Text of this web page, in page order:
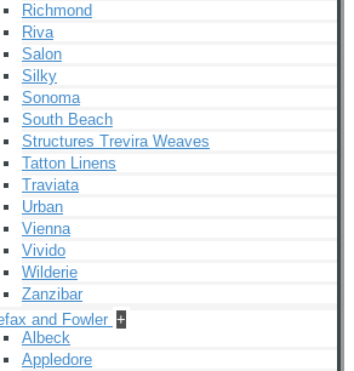
Richmond
Riva
Salon
Silky
Sonoma
South Beach
Structures Trevira Weaves
Tatton Linens
Traviata
Urban
Vienna
Vivido
Wilderie
Zanzibar
and Fowler +
Albeck
Appledore